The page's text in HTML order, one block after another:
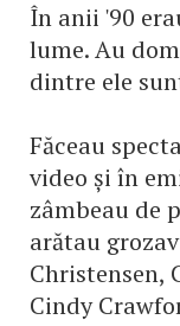
În anii '90
lume. Au
dintre ele
Făceau
video și în
zâmbeau de
arătau
Christensen,
Cindy